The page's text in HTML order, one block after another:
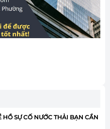
SỰ CỐ NƯỚC THẢI BẠN CẦN